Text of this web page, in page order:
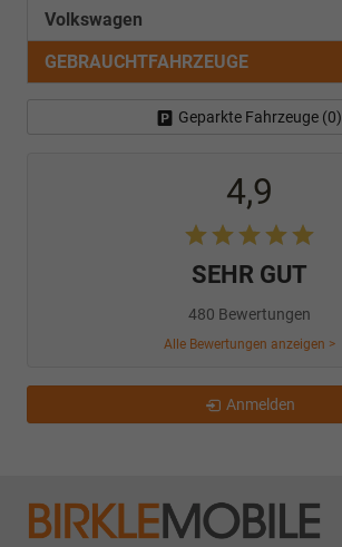
Volkswagen
GEBRAUCHTFAHRZEUGE
Geparkte Fahrzeuge (0)
4,9
SEHR GUT
480 Bewertungen
Alle Bewertungen anzeigen >
Anmelden